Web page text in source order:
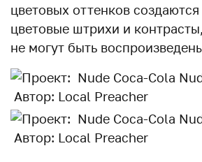
цветовых оттенков
цветовые штрихи и
не могут быть